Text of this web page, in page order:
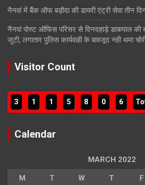
नैनवां में बैंक ऑफ बड़ौदा की डायरी एंट्री सेवा तीन
नैनवां पोस्ट ऑफिस परिसर से दिनदहाड़े डाकपाल की
जुटी, लगातार पुलिस कार्यवाही के बावजूद नही थमा
Visitor Count
3 1 1 5 8 0 6
Calendar
MARCH 2022
M T W T F